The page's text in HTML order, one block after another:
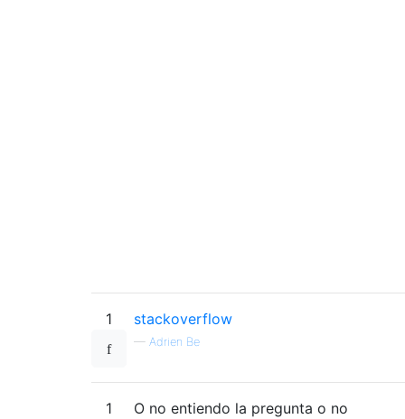
1 stackoverflow
— Adrien Be
1
O no entiendo la pregunta o no